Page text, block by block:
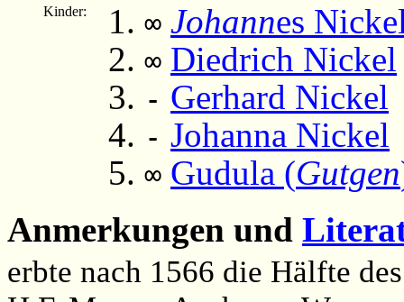
Kinder: ∞ Johannes
∞ Diedrich Nickel
- Gerhard Nickel
- Johanna Nickel
∞ Gudula (Gutgen
Anmerkungen und
erbte nach 1566 die Hälfte